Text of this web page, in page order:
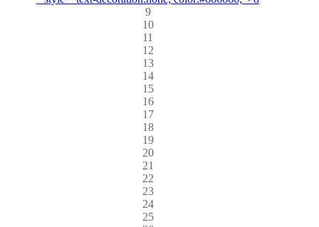
9
10
11
12
13
14
15
16
17
18
19
20
21
22
23
24
25